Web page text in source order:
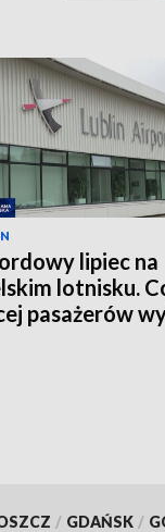
lipiec na
lotnisku.
pasażerów
/ GDAŃSK /